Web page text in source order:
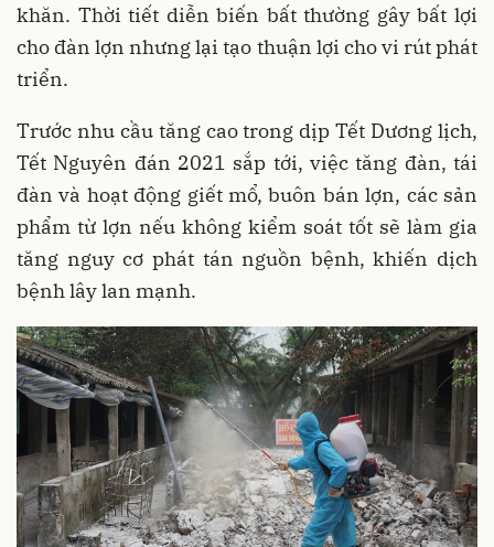
khăn. Thời tiết diễn biến bất thường gây bất lợi
cho đàn lợn nhưng lại tạo thuận lợi cho vi rút phát
triển.
Trước nhu cầu tăng cao trong dịp Tết Dương lịch,
Tết Nguyên đán 2021 sắp tới, việc tăng đàn, tái
đàn và hoạt động giết mổ, buôn bán lợn, các sản
phẩm từ lợn nếu không kiểm soát tốt sẽ làm gia
tăng nguy cơ phát tán nguồn bệnh, khiến dịch
bệnh lây lan mạnh.